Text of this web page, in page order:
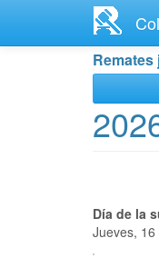
contenido
Día de la
Jueves,